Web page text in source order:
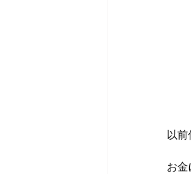
以前
お金